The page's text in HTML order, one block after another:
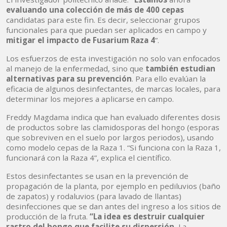
evaluando una colección de más de 400 cepas
candidatas para este fin. Es decir, seleccionar grupos
funcionales para que puedan ser aplicados en campo y
mitigar el impacto de Fusarium Raza 4”.
Los esfuerzos de esta investigación no solo van enfocados
al manejo de la enfermedad, sino que también estudian
alternativas para su prevención. Para ello evalúan la
eficacia de algunos desinfectantes, de marcas locales, para
determinar los mejores a aplicarse en campo.
Freddy Magdama indica que han evaluado diferentes dosis
de productos sobre las clamidosporas del hongo (esporas
que sobreviven en el suelo por largos periodos), usando
como modelo cepas de la Raza 1. “Si funciona con la Raza 1,
funcionará con la Raza 4”, explica el científico.
Estos desinfectantes se usan en la prevención de
propagación de la planta, por ejemplo en pediluvios (baño
de zapatos) y rodaluvios (para lavado de llantas)
desinfecciones que se dan antes del ingreso a los sitios de
producción de la fruta. “La idea es destruir cualquier